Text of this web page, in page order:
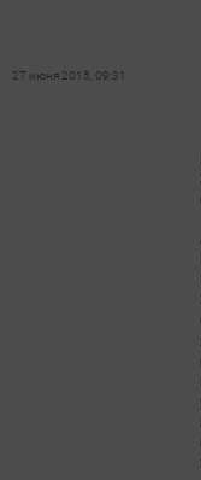
27 июня 2015, 09:31